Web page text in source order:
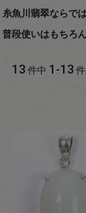
糸魚川翡翠ならで
普段使いはもちろ
13件中 1 -13